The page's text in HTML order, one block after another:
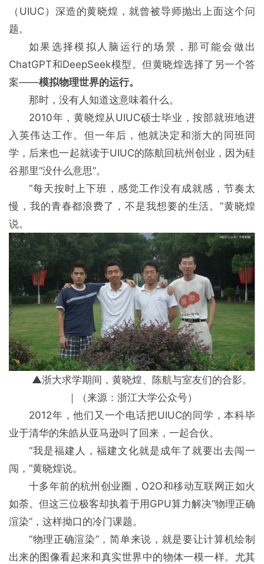
（UIUC）深造的黄晓煌，就曾被导师抛出上面这个问
题。
如果选择模拟人脑运行的场景，那可能会做出
ChatGPT和DeepSeek模型。但黄晓煌选择了另一个答
案——模拟物理世界的运行。
那时，没有人知道这意味着什么。
2010年，黄晓煌从UIUC硕士毕业，按部就班地进
入英伟达工作。但一年后，他就决定和浙大的同班同
学，后来也一起就读于UIUC的陈航回杭州创业，因为硅
谷那里“没什么意思”。
“每天按时上下班，感觉工作没有成就感，节奏太
慢，我的青春都浪费了，不是我想要的生活。”黄晓煌
说。
▲浙大求学期间，黄晓煌、陈航与室友们的合影。
｜（来源：浙江大学公众号）
2012年，他们又一个电话把UIUC的同学，本科毕
业于清华的朱皓从亚马逊叫了回来，一起合伙。
“我是福建人，福建文化就是成年了就要出去闯一
闯，”黄晓煌说。
十多年前的杭州创业圈，O2O和移动互联网正如火
如荼。但这三位极客却执着于用GPU算力解决“物理正确
渲染”，这样拗口的冷门课题。
“物理正确渲染”，简单来说，就是要让计算机绘制
出来的图像看起来和真实世界中的物体一模一样。尤其